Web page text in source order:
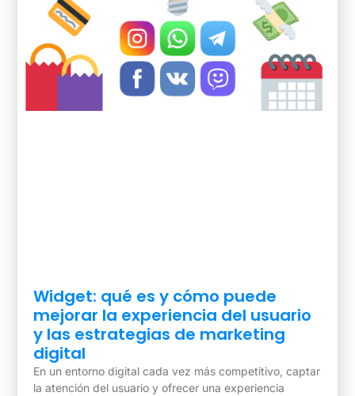
Widget: qué es y cómo puede
mejorar la experiencia del usuario
y las estrategias de marketing
digital
En un entorno digital cada vez más competitivo, captar
la atención del usuario y ofrecer una experiencia